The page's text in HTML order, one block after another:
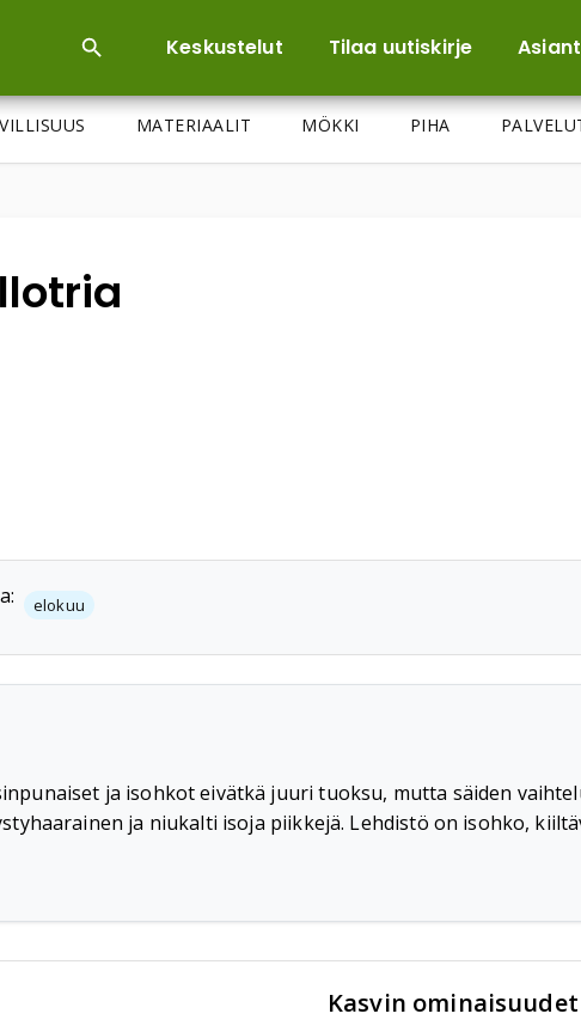
Keskustelut Tilaa uutiskirje
MATERIAALIT MÖKKI PIHA
elokuu
ja isohkot eivätkä juuri tuoksu, mutta säiden
ja niukalti isoja piikkejä. Lehdistö on isohko,
Kasvin ominaisuudet